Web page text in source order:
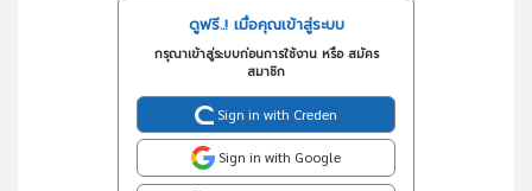
ดูฟรี..! เมื่อคุณเข้าสู่ระบบ
กรุณาเข้าสู่ระบบก่อนการใช้งาน หรือ สมัคร
สมาชิก
Sign in with Creden
Sign in with Google